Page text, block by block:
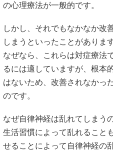
のです。
なぜ自律神経は乱れてしまう
生活習慣によって乱れること
せることによって自律神経の
す。
それでも改善されない場合は
す。
なかなか改善されない・症状